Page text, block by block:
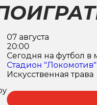
07 августа
20:00
Сегодня на футбол в
Стадион "Локомотив"
Искусственная трава